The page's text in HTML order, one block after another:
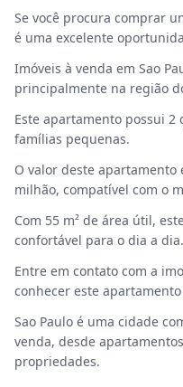
Se você procura comprar
é uma excelente
Imóveis à venda em Sao
principalmente na região
Este apartamento possui
famílias pequenas.
O valor deste apartamento
milhão, compatível com o
Com 55 m² de área útil,
confortável para o dia a dia.
Entre em contato com a
conhecer este apartamento
Sao Paulo é uma cidade
venda, desde
propriedades.